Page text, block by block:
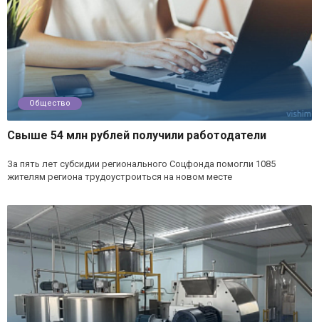
Общество
Свыше 54 млн рублей получили работодатели
За пять лет субсидии регионального Соцфонда помогли 1085
жителям региона трудоустроиться на новом месте